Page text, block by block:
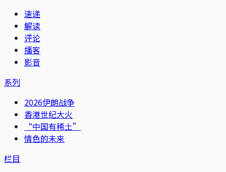
速递
解读
评论
播客
影音
系列
2026伊朗战争
香港世纪大火
“中国有稀土”
情色的未来
栏目